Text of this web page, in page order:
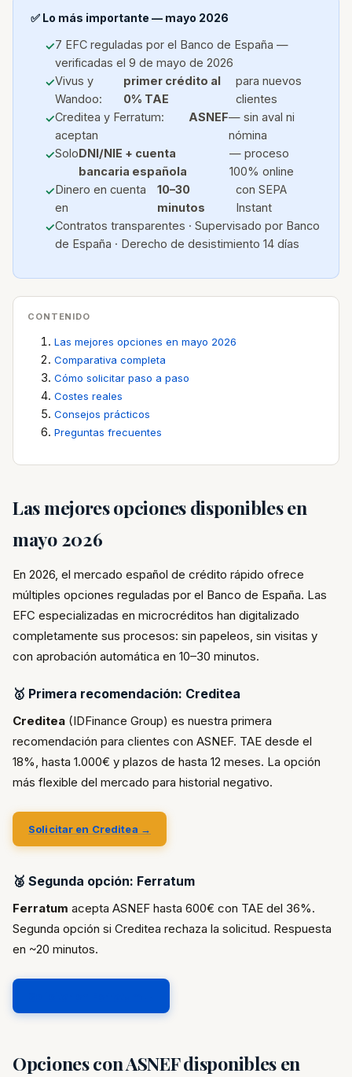
✅ Lo más importante — mayo 2026
7 EFC reguladas por el Banco de España —
verificadas el 9 de mayo de 2026
Vivus y
Wandoo:
primer crédito al
0% TAE
para nuevos
clientes
Creditea y Ferratum:
aceptan
ASNEF— sin aval ni
nómina
SoloDNI/NIE + cuenta
bancaria española
— proceso
100% online
Dinero en cuenta
en
10–30
minutos
con SEPA
Instant
Contratos transparentes · Supervisado por Banco
de España · Derecho de desistimiento 14 días
CONTENIDO
Las mejores opciones en mayo 2026
Comparativa completa
Cómo solicitar paso a paso
Costes reales
Consejos prácticos
Preguntas frecuentes
Las mejores opciones disponibles en
mayo 2026
En 2026, el mercado español de crédito rápido ofrece
múltiples opciones reguladas por el Banco de España. Las
EFC especializadas en microcréditos han digitalizado
completamente sus procesos: sin papeleos, sin visitas y
con aprobación automática en 10–30 minutos.
🥇 Primera recomendación: Creditea
Creditea (IDFinance Group) es nuestra primera
recomendación para clientes con ASNEF. TAE desde el
18%, hasta 1.000€ y plazos de hasta 12 meses. La opción
más flexible del mercado para historial negativo.
Solicitar en Creditea →
🥈 Segunda opción: Ferratum
Ferratum acepta ASNEF hasta 600€ con TAE del 36%.
Segunda opción si Creditea rechaza la solicitud. Respuesta
en ~20 minutos.
Opciones con ASNEF disponibles en